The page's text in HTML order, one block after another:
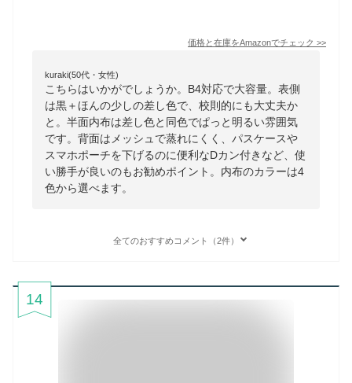
価格と在庫をAmazonでチェック >>
kuraki(50代・女性)
こちらはいかがでしょうか。B4対応で大容量。表側
は黒＋ほんの少しの差し色で、校則的にも大丈夫か
と。半面内布は差し色と同色でぱっと明るい雰囲気
です。背面はメッシュで蒸れにくく、パスケースや
スマホポーチを下げるのに便利なDカン付きなど、使
い勝手が良いのもお勧めポイント。内布のカラーは4
色から選べます。
全てのおすすめコメント（2件）
14